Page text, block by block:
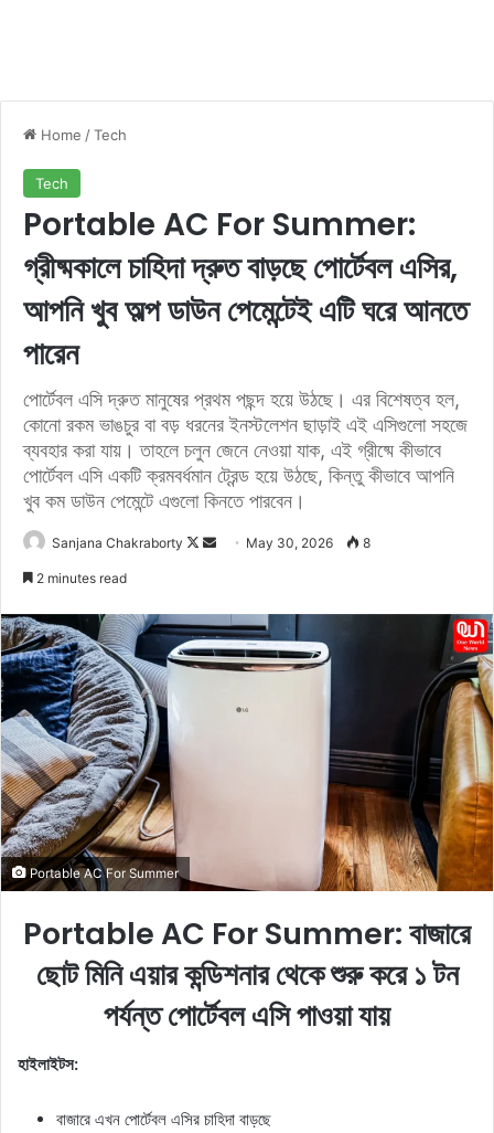
Home /Tech
Tech
Portable AC For Summer:
গ্রীষ্মকালে চাহিদা দ্রুত বাড়ছে পোর্টেবল এসির,
আপনি খুব অল্প ডাউন পেমেন্টেই এটি ঘরে আনতে
পারেন
পোর্টেবল এসি দ্রুত মানুষের প্রথম পছন্দ হয়ে উঠছে। এর বিশেষত্ব হল,
কোনো রকম ভাঙচুর বা বড় ধরনের ইনস্টলেশন ছাড়াই এই এসিগুলো সহজে
ব্যবহার করা যায়। তাহলে চলুন জেনে নেওয়া যাক, এই গ্রীষ্মে কীভাবে
পোর্টেবল এসি একটি ক্রমবর্ধমান ট্রেন্ড হয়ে উঠছে, কিন্তু কীভাবে আপনি
খুব কম ডাউন পেমেন্টে এগুলো কিনতে পারবেন।
Sanjana Chakraborty
F
l
o
w
d
a
n
May 30, 2026 8
2 minutes read
Portable AC For Summer
Portable AC For Summer: বাজারে
ছোট মিনি এয়ার কন্ডিশনার থেকে শুরু করে ১ টন
পর্যন্ত পোর্টেবল এসি পাওয়া যায়
হাইলাইটস:
বাজারে এখন পোর্টেবল এসির চাহিদা বাড়ছে